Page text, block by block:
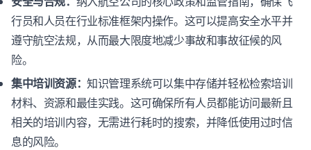
行员和人员在行业标准框架内操作。这可以提高安全水平并
遵守航空法规，从而最大限度地减少事故和事故征候的风
险。
集中培训资源：知识管理系统可以集中存储并轻松检索培训
材料、资源和最佳实践。这可确保所有人员都能访问最新且
相关的培训内容，无需进行耗时的搜索，并降低使用过时信
息的风险。